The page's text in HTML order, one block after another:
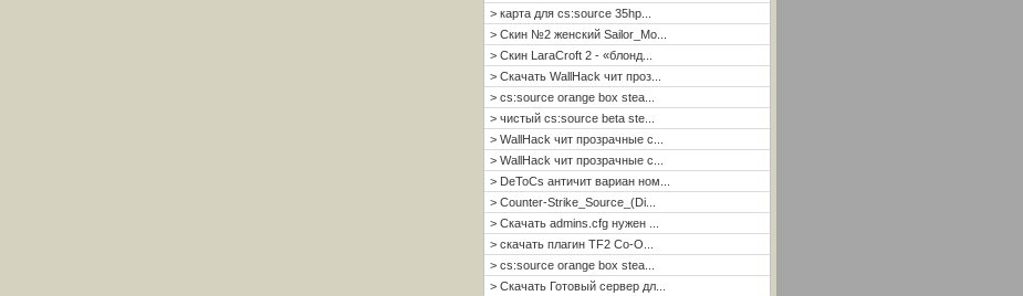
> карта для cs:source 35hp...
> Скин №2 женский Sailor_Mo...
> Скин LaraCroft 2 - «блонд...
> Скачать WallHack чит проз...
> cs:source orange box stea...
> чистый cs:source beta ste...
> WallHack чит прозрачные с...
> WallHack чит прозрачные с...
> DeToCs античит вариан ном...
> Counter-Strike_Source_(Di...
> Скачать admins.cfg нужен ...
> скачать плагин TF2 Co-O...
> cs:source orange box stea...
> Скачать Готовый сервер дл...